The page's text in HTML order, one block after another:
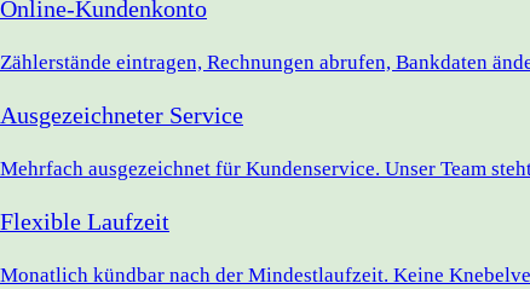
Online-Kundenkonto
Zählerstände eintragen, Rechnungen abrufen, Bankdaten
Ausgezeichneter Service
Mehrfach ausgezeichnet für Kundenservice. Unser Team
Flexible Laufzeit
Monatlich kündbar nach der Mindestlaufzeit. Keine